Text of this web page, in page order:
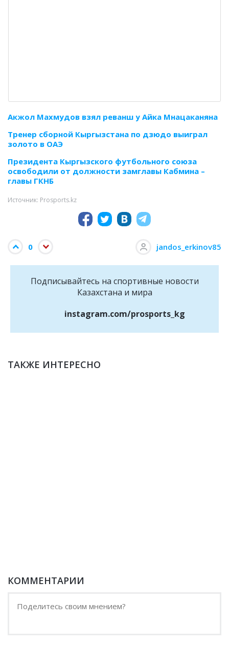
Акжол Махмудов взял реванш у Айка Мнацаканяна
Тренер сборной Кыргызстана по дзюдо выиграл
золото в ОАЭ
Президента Кыргызского футбольного союза
освободили от должности замглавы Кабмина –
главы ГКНБ
Источник: Prosports.kz
0 jandos_erkinov85
Подписывайтесь на cпортивные новости
Казахстана и мира
instagram.com/prosports_kg
ТАКЖЕ ИНТЕРЕСНО
КОММЕНТАРИИ